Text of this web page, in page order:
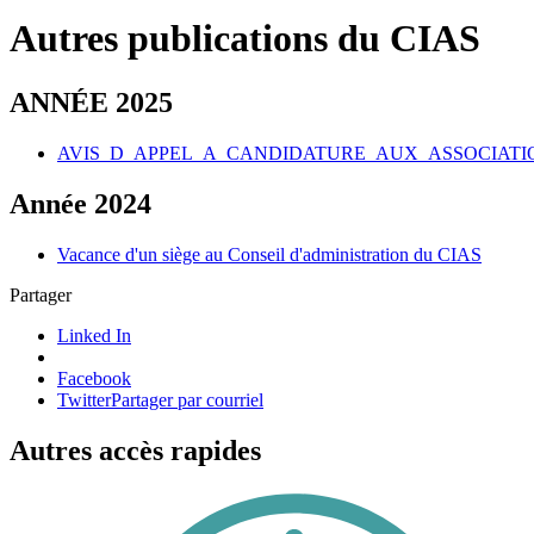
Autres publications du CIAS
ANNÉE 2025
Année 2024
Vacance d'un siège au Conseil d'administration du CIAS
Partager
Linked In
Facebook
TwitterPartager par courriel
Autres accès rapides